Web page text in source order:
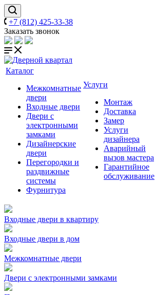
+7 (812) 425-33-38
Заказать звонок
Каталог
Межкомнатные
двери
Входные двери
Двери с
электронными
замками
Дизайнерские
двери
Перегородки и
раздвижные
системы
Фурнитура
Услуги
Монтаж
Доставка
Замер
Услуги
дизайнера
Аварийный
вызов мастера
Гарантийное
обслуживание
Входные двери в квартиру
Входные двери в дом
Межкомнатные двери
Двери с электронными замками